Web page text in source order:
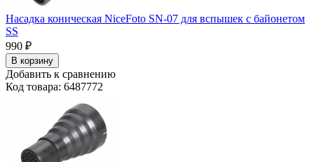
Насадка коническая NiceFoto SN-07 для вспышек с байонетом
SS
990 ₽
В корзину
Добавить к сравнению
Код товара: 6487772